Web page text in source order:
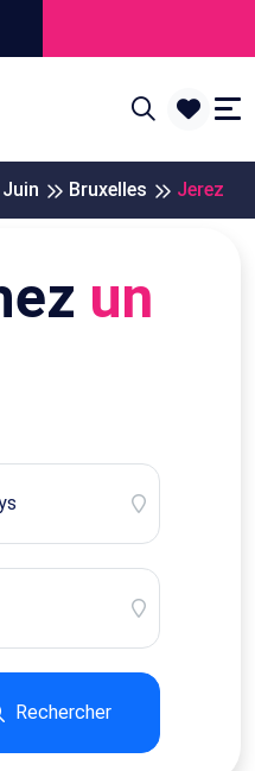
Juin Bruxelles Jerez
un
Rechercher